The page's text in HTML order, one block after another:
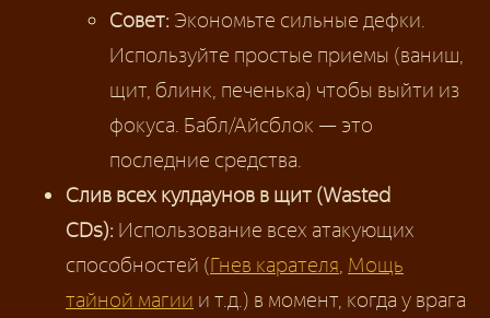
Совет: Экономьте сильные дефки.
Используйте простые приемы (ваниш,
щит, блинк, печенька) чтобы выйти из
фокуса. Бабл/Айсблок — это
последние средства.
Слив всех кулдаунов в щит (Wasted
CDs): Использование всех атакующих
способностей (Гнев карателя, Мощь
тайной магии и т.д.) в момент, когда у врага